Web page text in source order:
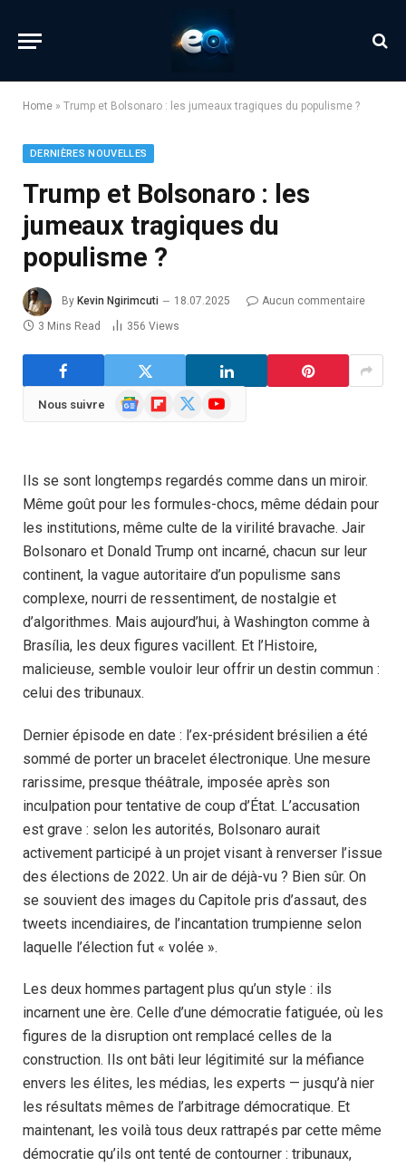
Home » Trump et Bolsonaro : les jumeaux tragiques du populisme ?
DERNIÈRES NOUVELLES
Trump et Bolsonaro : les
jumeaux tragiques du
populisme ?
By Kevin Ngirimcuti 18.07.2025
Aucun commentaire
3 Mins Read
356 Views
Nous suivre
GoogleFlipboard YouTube
Ils se sont longtemps regardés comme dans un miroir.
Même goût pour les formules-chocs, même dédain pour
les institutions, même culte de la virilité bravache. Jair
Bolsonaro et Donald Trump ont incarné, chacun sur leur
continent, la vague autoritaire d’un populisme sans
complexe, nourri de ressentiment, de nostalgie et
d’algorithmes. Mais aujourd’hui, à Washington comme à
Brasília, les deux figures vacillent. Et l’Histoire,
malicieuse, semble vouloir leur offrir un destin commun :
celui des tribunaux.
Dernier épisode en date : l’ex-président brésilien a été
sommé de porter un bracelet électronique. Une mesure
rarissime, presque théâtrale, imposée après son
inculpation pour tentative de coup d’État. L’accusation
est grave : selon les autorités, Bolsonaro aurait
activement participé à un projet visant à renverser l’issue
des élections de 2022. Un air de déjà-vu ? Bien sûr. On
se souvient des images du Capitole pris d’assaut, des
tweets incendiaires, de l’incantation trumpienne selon
laquelle l’élection fut « volée ».
Les deux hommes partagent plus qu’un style : ils
incarnent une ère. Celle d’une démocratie fatiguée, où les
figures de la disruption ont remplacé celles de la
construction. Ils ont bâti leur légitimité sur la méfiance
envers les élites, les médias, les experts — jusqu’à nier
les résultats mêmes de l’arbitrage démocratique. Et
maintenant, les voilà tous deux rattrapés par cette même
démocratie qu’ils ont tenté de contourner : tribunaux,